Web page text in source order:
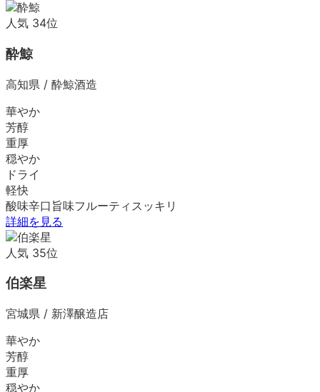
人気 34位
酔鯨
高知県 / 酔鯨酒造
華やか
芳醇
重厚
穏やか
ドライ
軽快
酸味辛口 旨味フルーティ スッキリ
詳細を見る
人気 35位
伯楽星
宮城県 / 新澤醸造店
華やか
芳醇
重厚
穏やか